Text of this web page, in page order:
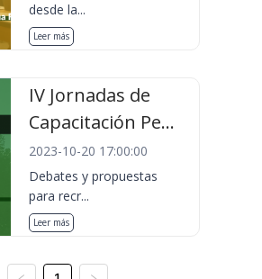
desde la...
Leer más
IV Jornadas de
Capacitación Pe...
2023-10-20 17:00:00
Debates y propuestas
para recr...
Leer más